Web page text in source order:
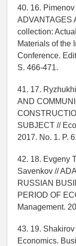
40. 16.
ADVANTAGES
collection:
Materials of the
Conference.
S. 466-471.
41. 17.
AND
SUBJECT //
2017. No. 1. P.
42. 18. Evgeny
Savenkov //
RUSSIAN
PERIOD OF
Management.
43. 19.
Economics.